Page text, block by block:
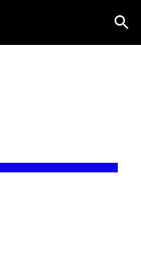
Skip to navigation